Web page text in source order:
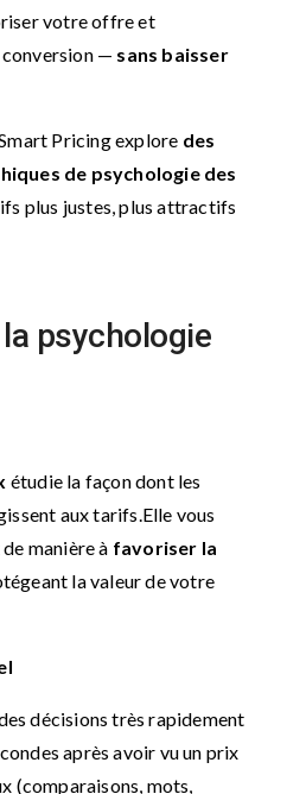
votre offre et
conversion — sans baisser
Pricing explore des
de psychologie des
plus justes, plus attractifs
la psychologie
étudie la façon dont les
aux tarifs.Elle vous
manière à favoriser la
la valeur de votre
décisions très rapidement
après avoir vu un prix
(comparaisons, mots,